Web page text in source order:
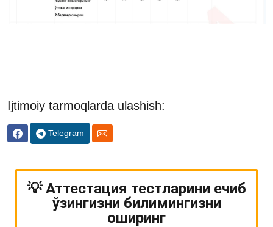
Ijtimoiy tarmoqlarda ulashish:
Telegram
💡 Аттестация тестларини ечиб
ўзингизни билимингизни
оширинг